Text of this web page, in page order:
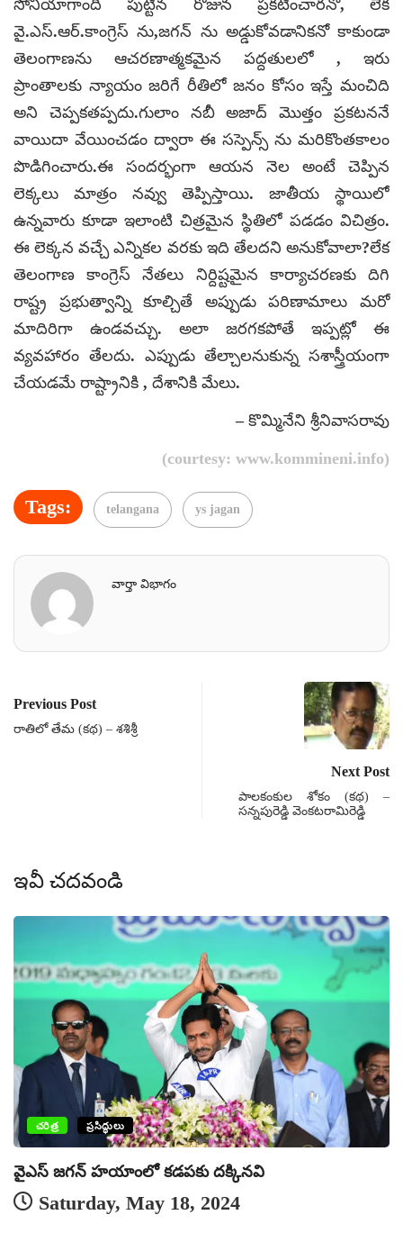
సోనియాగాందీ పుట్టిన రోజున ప్రకటించారనో, లేక
వై.ఎస్.ఆర్.కాంగ్రెస్ ను,జగన్ ను అడ్డుకోవడానికనో కాకుండా
తెలంగాణను ఆచరణాత్మకమైన పద్దతులలో , ఇరు
ప్రాంతాలకు న్యాయం జరిగే రీతిలో జనం కోసం ఇస్తే మంచిది
అని చెప్పకతప్పదు.గులాం నబీ అజాద్ మొత్తం ప్రకటననే
వాయిదా వేయించడం ద్వారా ఈ సస్పెన్స్ ను మరికొంతకాలం
పొడిగించారు.ఈ సందర్భంగా ఆయన నెల అంటే చెప్పిన
లెక్కలు మాత్రం నవ్వు తెప్పిస్తాయి. జాతీయ స్థాయిలో
ఉన్నవారు కూడా ఇలాంటి చిత్రమైన స్థితిలో పడడం విచిత్రం.
ఈ లెక్కన వచ్చే ఎన్నికల వరకు ఇది తేలదని అనుకోవాలా?లేక
తెలంగాణ కాంగ్రెస్ నేతలు నిర్దిష్టమైన కార్యాచరణకు దిగి
రాష్ట్ర ప్రభుత్వాన్ని కూల్చితే అప్పుడు పరిణామాలు మరో
మాదిరిగా ఉండవచ్చు. అలా జరగకపోతే ఇప్పట్లో ఈ
వ్యవహారం తేలదు. ఎప్పుడు తేల్చాలనుకున్న సశాస్త్రీయంగా
చేయడమే రాష్ట్రానికి , దేశానికి మేలు.
– కొమ్మినేని శ్రీనివాసరావు
(courtesy: www.kommineni.info)
Tags: telangana ys jagan
వార్తా విభాగం
Previous Post
రాతిలో తేమ (కథ) – శశిశ్రీ
Next Post
పాలకంకుల శోకం (కథ) –
సన్నపురెడ్డి వెంకటరామిరెడ్డి
ఇవీ చదవండి
చరిత్ర ప్రసిద్ధులు
వైఎస్ జగన్ హయాంలో కడపకు దక్కినవి
Saturday, May 18, 2024